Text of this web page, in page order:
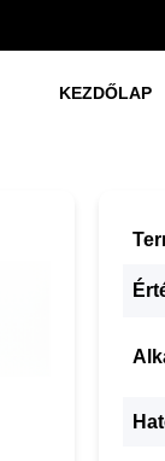
KEZDŐLAP